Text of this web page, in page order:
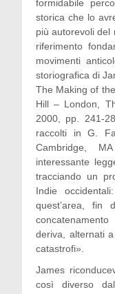
formidabile
storica che lo
più autorevoli del
riferimento
movimenti
storiografica di
The Making of
Hill – London,
2000, pp. 241-
raccolti in G.
Cambridge,
interessante
tracciando un
Indie
quest’area, fin
deriva, alternati
catastrofi».
James
così diverso